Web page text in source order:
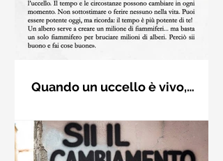
Quando un uccello è vivo,
uccello è vivo, mangia le formiche.
Quando l’uccello è morto, le formiche